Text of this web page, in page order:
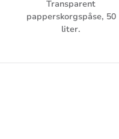
Transparent
papperskorgspåse, 50
liter.